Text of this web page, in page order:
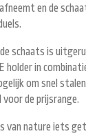
en de
schaats is
holder in
om snel
voor de prijsrange.
van nature iets